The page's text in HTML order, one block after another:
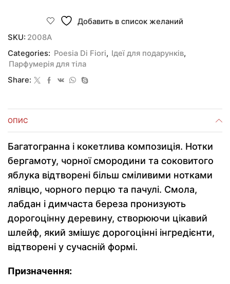
Добавить в список желаний
SKU: 2008A
Categories: Poesia Di Fiori, Ідеї для подарунків,
Парфумерія для тіла
Share:
ОПИС
Багатогранна і кокетлива композиція. Нотки
бергамоту, чорної смородини та соковитого
яблука відтворені більш сміливими нотками
ялівцю, чорного перцю та пачулі. Смола,
лабдан і димчаста береза пронизують
дорогоцінну деревину, створюючи цікавий
шлейф, який змішує дорогоцінні інгредієнти,
відтворені у сучасній формі.
Призначення: